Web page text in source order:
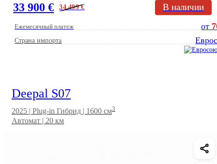
33 900 € 34 499€ В наличии
Ежемесячный платеж от
Страна импорта
Deepal S07
2025 | Plug-in Гибрид | 1600 см3
Автомат | 20 км